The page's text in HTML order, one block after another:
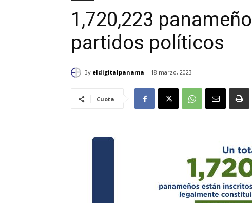
1,720,223
partidos políticos
By eldigitalpanama 18 marzo, 2023
Cuota